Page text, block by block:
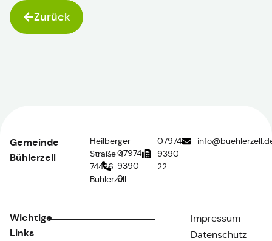
Zurück
Gemeinde
Bühlerzell
Heilberger
Straße 4
74426
Bühlerzell
07974
9390-
0
07974
9390-
22
Wichtige
Links
Impressum
Datenschutz